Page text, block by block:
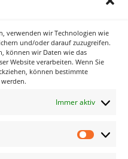
verwenden wir Technologien wie
und/oder darauf zuzugreifen.
können wir Daten wie das
Website verarbeiten. Wenn Sie
können bestimmte
Immer aktiv